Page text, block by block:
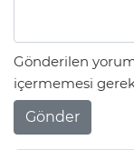
Gönderilen
içermemesi
Gönder